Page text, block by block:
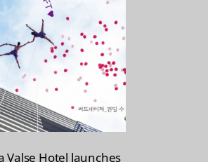
Valse Hotel launches